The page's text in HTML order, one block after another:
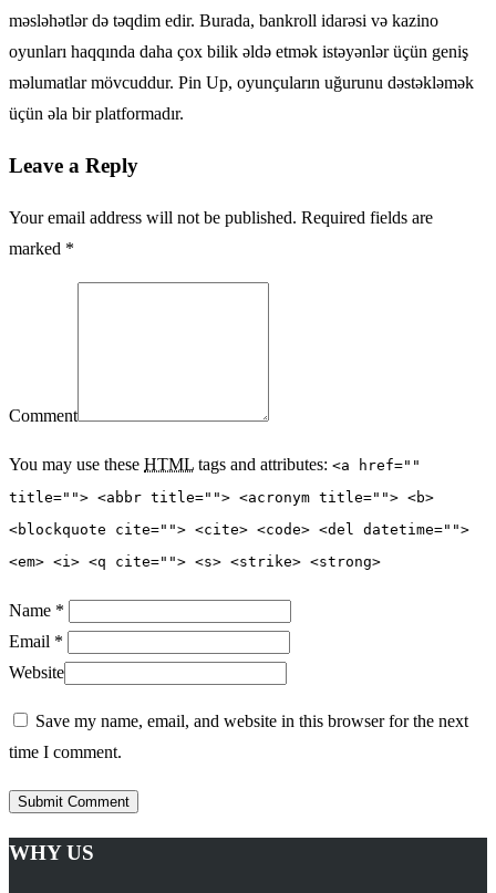
məsləhətlər də təqdim edir. Burada, bankroll idarəsi və kazino
oyunları haqqında daha çox bilik əldə etmək istəyənlər üçün geniş
məlumatlar mövcuddur. Pin Up, oyunçuların uğurunu dəstəkləmək
üçün əla bir platformadır.
Leave a Reply
Your email address will not be published. Required fields are
marked *
Comment
You may use these HTML tags and attributes: <a href=""
title=""> <abbr title=""> <acronym title=""> <b>
<blockquote cite=""> <cite> <code> <del datetime="">
<em> <i> <q cite=""> <s> <strike> <strong>
Name *
Email *
Website
Save my name, email, and website in this browser for the next
time I comment.
WHY US